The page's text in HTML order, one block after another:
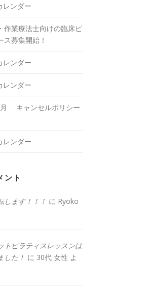
レンダー
作業療法士向けの臨床ピ
ス募集開始！
レンダー
レンダー
月 キャンセルポリシー
レンダー
ント
します！！！ に Ryoko
トピラティスレッスンは
した！ に 30代 女性 よ